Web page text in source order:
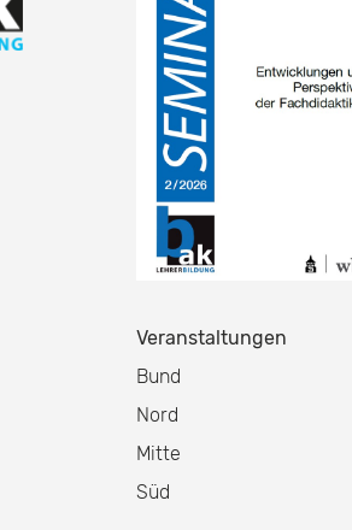
Veranstaltungen
Bund
Nord
Mitte
Süd